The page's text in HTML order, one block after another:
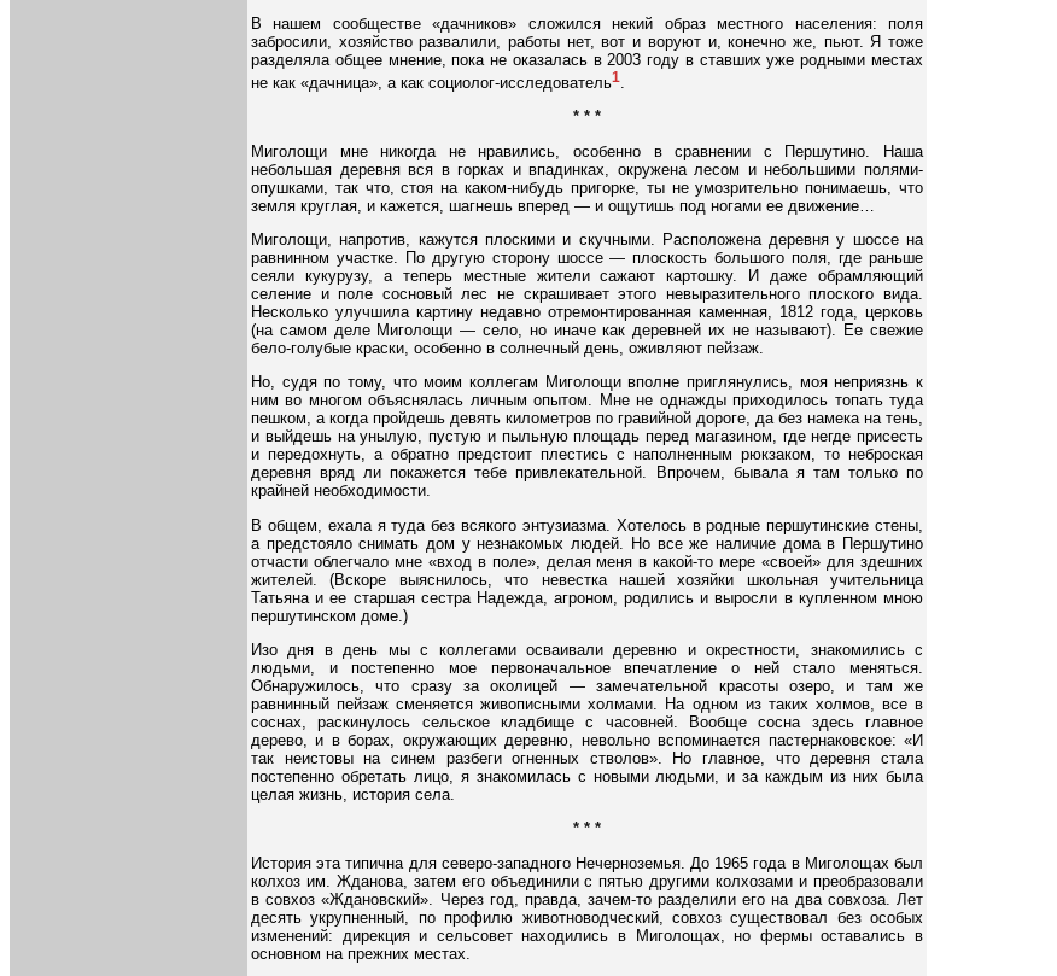
В нашем сообществе «дачников» сложился некий образ местного населения: поля
забросили, хозяйство развалили, работы нет, вот и воруют и, конечно же, пьют. Я тоже
разделяла общее мнение, пока не оказалась в 2003 году в ставших уже родными местах
не как «дачница», а как социолог-исследователь1.
* * *
Миголощи мне никогда не нравились, особенно в сравнении с Першутино. Наша
небольшая деревня вся в горках и впадинках, окружена лесом и небольшими полями-
опушками, так что, стоя на каком-нибудь пригорке, ты не умозрительно понимаешь, что
земля круглая, и кажется, шагнешь вперед — и ощутишь под ногами ее движение…
Миголощи, напротив, кажутся плоскими и скучными. Расположена деревня у шоссе на
равнинном участке. По другую сторону шоссе — плоскость большого поля, где раньше
сеяли кукурузу, а теперь местные жители сажают картошку. И даже обрамляющий
селение и поле сосновый лес не скрашивает этого невыразительного плоского вида.
Несколько улучшила картину недавно отремонтированная каменная, 1812 года, церковь
(на самом деле Миголощи — село, но иначе как деревней их не называют). Ее свежие
бело-голубые краски, особенно в солнечный день, оживляют пейзаж.
Но, судя по тому, что моим коллегам Миголощи вполне приглянулись, моя неприязнь к
ним во многом объяснялась личным опытом. Мне не однажды приходилось топать туда
пешком, а когда пройдешь девять километров по гравийной дороге, да без намека на тень,
и выйдешь на унылую, пустую и пыльную площадь перед магазином, где негде присесть
и передохнуть, а обратно предстоит плестись с наполненным рюкзаком, то неброская
деревня вряд ли покажется тебе привлекательной. Впрочем, бывала я там только по
крайней необходимости.
В общем, ехала я туда без всякого энтузиазма. Хотелось в родные першутинские стены,
а предстояло снимать дом у незнакомых людей. Но все же наличие дома в Першутино
отчасти облегчало мне «вход в поле», делая меня в какой-то мере «своей» для здешних
жителей. (Вскоре выяснилось, что невестка нашей хозяйки школьная учительница
Татьяна и ее старшая сестра Надежда, агроном, родились и выросли в купленном мною
першутинском доме.)
Изо дня в день мы с коллегами осваивали деревню и окрестности, знакомились с
людьми, и постепенно мое первоначальное впечатление о ней стало меняться.
Обнаружилось, что сразу за околицей — замечательной красоты озеро, и там же
равнинный пейзаж сменяется живописными холмами. На одном из таких холмов, все в
соснах, раскинулось сельское кладбище с часовней. Вообще сосна здесь главное
дерево, и в борах, окружающих деревню, невольно вспоминается пастернаковское: «И
так неистовы на синем разбеги огненных стволов». Но главное, что деревня стала
постепенно обретать лицо, я знакомилась с новыми людьми, и за каждым из них была
целая жизнь, история села.
* * *
История эта типична для северо-западного Нечерноземья. До 1965 года в Миголощах был
колхоз им. Жданова, затем его объединили с пятью другими колхозами и преобразовали
в совхоз «Ждановский». Через год, правда, зачем-то разделили его на два совхоза. Лет
десять укрупненный, по профилю животноводческий, совхоз существовал без особых
изменений: дирекция и сельсовет находились в Миголощах, но фермы оставались в
основном на прежних местах.